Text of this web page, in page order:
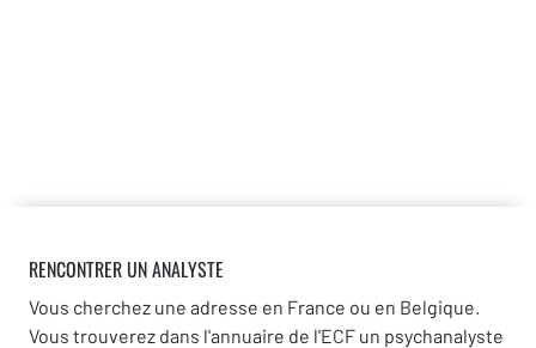
RENCONTRER UN ANALYSTE
Vous cherchez une adresse en France ou en Belgique.
Vous trouverez dans l'annuaire de l'ECF un psychanalyste